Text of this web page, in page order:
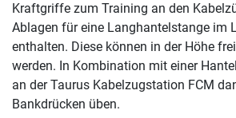
Kraftgriffe zum Training an den
Ablagen für eine Langhantelstange im
enthalten. Diese können in der Höhe
werden. In Kombination mit einer
an der Taurus Kabelzugstation FCM
Bankdrücken üben.